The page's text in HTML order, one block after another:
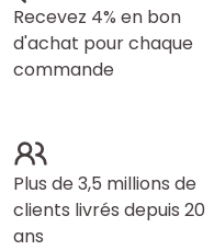
Recevez 4% en bon
d'achat pour chaque
commande
Plus de 3,5 millions de
clients livrés depuis 20
ans